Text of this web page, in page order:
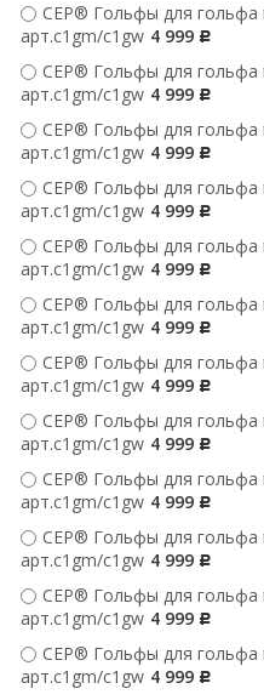
CEP® Гольфы для гольфа
арт.c1gm/c1gw 4 999 Р
CEP® Гольфы для гольфа
арт.c1gm/c1gw 4 999 Р
CEP® Гольфы для гольфа
арт.c1gm/c1gw 4 999 Р
CEP® Гольфы для гольфа
арт.c1gm/c1gw 4 999 Р
CEP® Гольфы для гольфа
арт.c1gm/c1gw 4 999 Р
CEP® Гольфы для гольфа
арт.c1gm/c1gw 4 999 Р
CEP® Гольфы для гольфа
арт.c1gm/c1gw 4 999 Р
CEP® Гольфы для гольфа
арт.c1gm/c1gw 4 999 Р
CEP® Гольфы для гольфа
арт.c1gm/c1gw 4 999 Р
CEP® Гольфы для гольфа
арт.c1gm/c1gw 4 999 Р
CEP® Гольфы для гольфа
арт.c1gm/c1gw 4 999 Р
CEP® Гольфы для гольфа
арт.c1gm/c1gw 4 999 Р